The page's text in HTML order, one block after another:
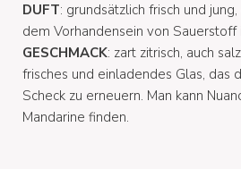
DUFT: grundsätzlich frisch und
dem Vorhandensein von Sauerstoff
GESCHMACK: zart zitrisch, auch
frisches und einladendes Glas, das
Scheck zu erneuern. Man kann
Mandarine finden.